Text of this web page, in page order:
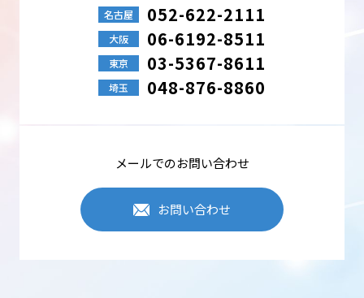
●その他、事前にご同意を頂いた目的事項
個人情報の安全管理
中部科学機器は、個人情報への不正アクセス・紛失・破損・改ざん・
漏えいなどを防止するため、セキュリティシステムの維持・管理体制
の整備・従業員教育の徹底などの必要な措置を行い個人情報の管理を
●事業承継、共同利用など
Cookieの使用について
Cookieとは、訪問したWebサイトの訪問履歴などの情報を一時的に記
性を向上させる目的で、Cookieを使用し閲覧状況などの情報を収集す
名古屋 052-622-2111
大阪 06-6192-8511
東京 03-5367-8611
埼玉 048-876-8860
メールでのお問い合わせ
お問い合わせ